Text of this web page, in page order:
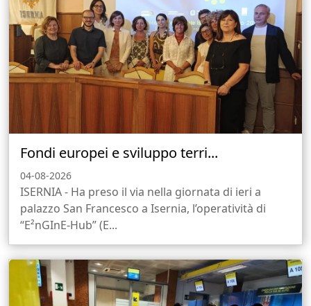
Fondi europei e sviluppo terri...
04-08-2026
ISERNIA - Ha preso il via nella giornata di ieri a
palazzo San Francesco a Isernia, l’operatività di
“E²nGInE-Hub” (E...